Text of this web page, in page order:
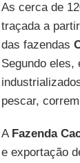
As cerca de
traçada a
das fazendas
Segundo eles,
pescar,
A Fazenda
e exportação